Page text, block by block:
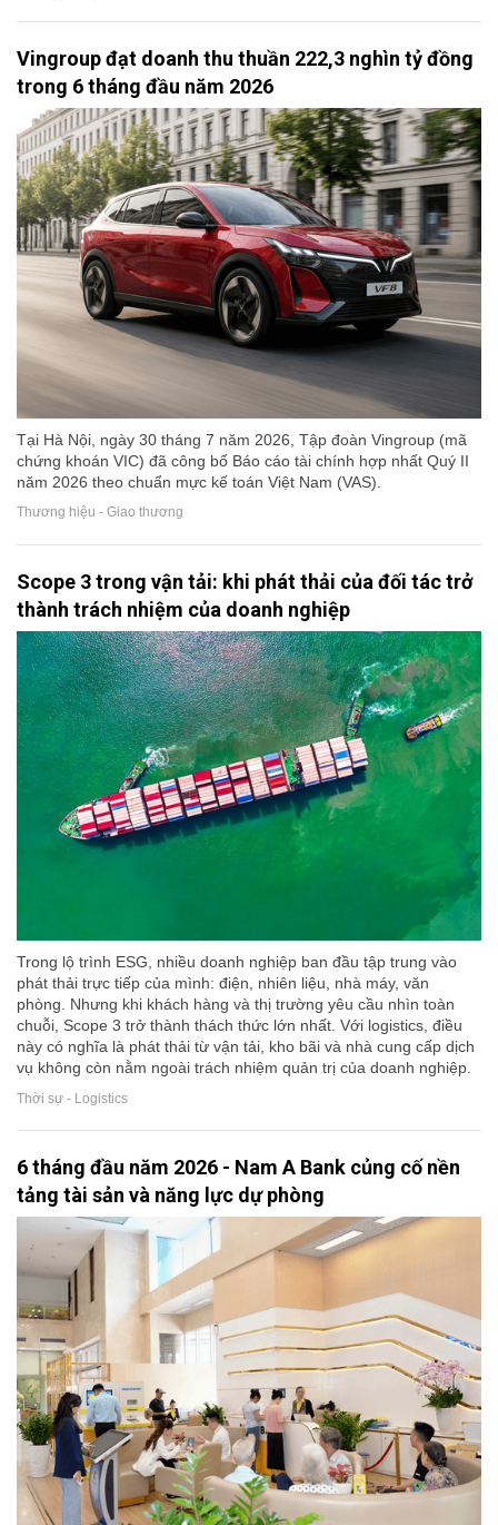
Vingroup đạt doanh thu thuần 222,3 nghìn tỷ đồng
trong 6 tháng đầu năm 2026
Tại Hà Nội, ngày 30 tháng 7 năm 2026, Tập đoàn Vingroup (mã
chứng khoán VIC) đã công bố Báo cáo tài chính hợp nhất Quý II
năm 2026 theo chuẩn mực kế toán Việt Nam (VAS).
Thương hiệu - Giao thương
Scope 3 trong vận tải: khi phát thải của đối tác trở
thành trách nhiệm của doanh nghiệp
Trong lộ trình ESG, nhiều doanh nghiệp ban đầu tập trung vào
phát thải trực tiếp của mình: điện, nhiên liệu, nhà máy, văn
phòng. Nhưng khi khách hàng và thị trường yêu cầu nhìn toàn
chuỗi, Scope 3 trở thành thách thức lớn nhất. Với logistics, điều
này có nghĩa là phát thải từ vận tải, kho bãi và nhà cung cấp dịch
vụ không còn nằm ngoài trách nhiệm quản trị của doanh nghiệp.
Thời sự - Logistics
6 tháng đầu năm 2026 - Nam A Bank củng cố nền
tảng tài sản và năng lực dự phòng